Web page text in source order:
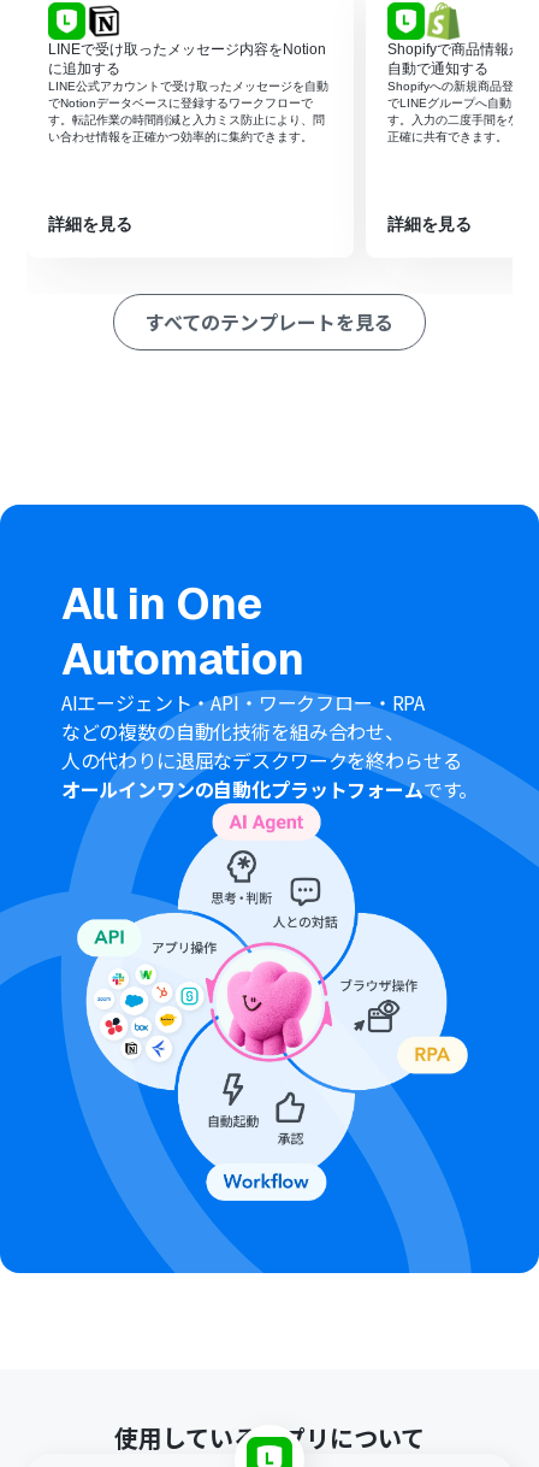
ザーがブロックしたら」というアクションを設定します。
最後に、オペレーションでMicrosoft Excelの「レコード
を追加する」アクションを設定し、ブロックしたユーザー
の情報を指定のファイルに記録するように設定します。
※「トリガー」：フロー起動のきっかけとなるアクション、「オ
ペレーション」：トリガー起動後、フロー内で処理を行うアク
Microsoft Excelでレコードを追加するアクションを設定
せて設定してください。
LINE公式アカウント、Microsoft Excelのそれぞれと
Microsoft Excelのデータベースを操作するオペレーショ
LINEで受け取ったメッセージ内容をNotion
に追加する
LINE公式アカウントで受け取ったメッセージを自動
でNotionデータベースに登録するワークフローで
す。転記作業の時間削減と入力ミス防止により、問
い合わせ情報を正確かつ効率的に集約できます。
詳細を見る
Shopifyで商品情報が
自動で通知する
Shopifyへの新規商品登録
でLINEグループへ自動メ
す。入力の二度手間をなく
正確に共有できます。
詳細を見る
すべてのテンプレートを見る
All in One
Automation
AIエージェント・API・ワークフロー・RPA
などの複数の自動化技術を組み合わせ、
人の代わりに退屈なデスクワークを終わらせる
オールインワンの自動化プラットフォームです。
使用しているアプリについて